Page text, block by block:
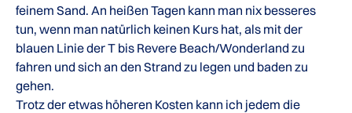
feinem Sand. An heißen Tagen kann man nix besseres
tun, wenn man natürlich keinen Kurs hat, als mit der
blauen Linie der T bis Revere Beach/Wonderland zu
fahren und sich an den Strand zu legen und baden zu
gehen.
Trotz der etwas höheren Kosten kann ich jedem die